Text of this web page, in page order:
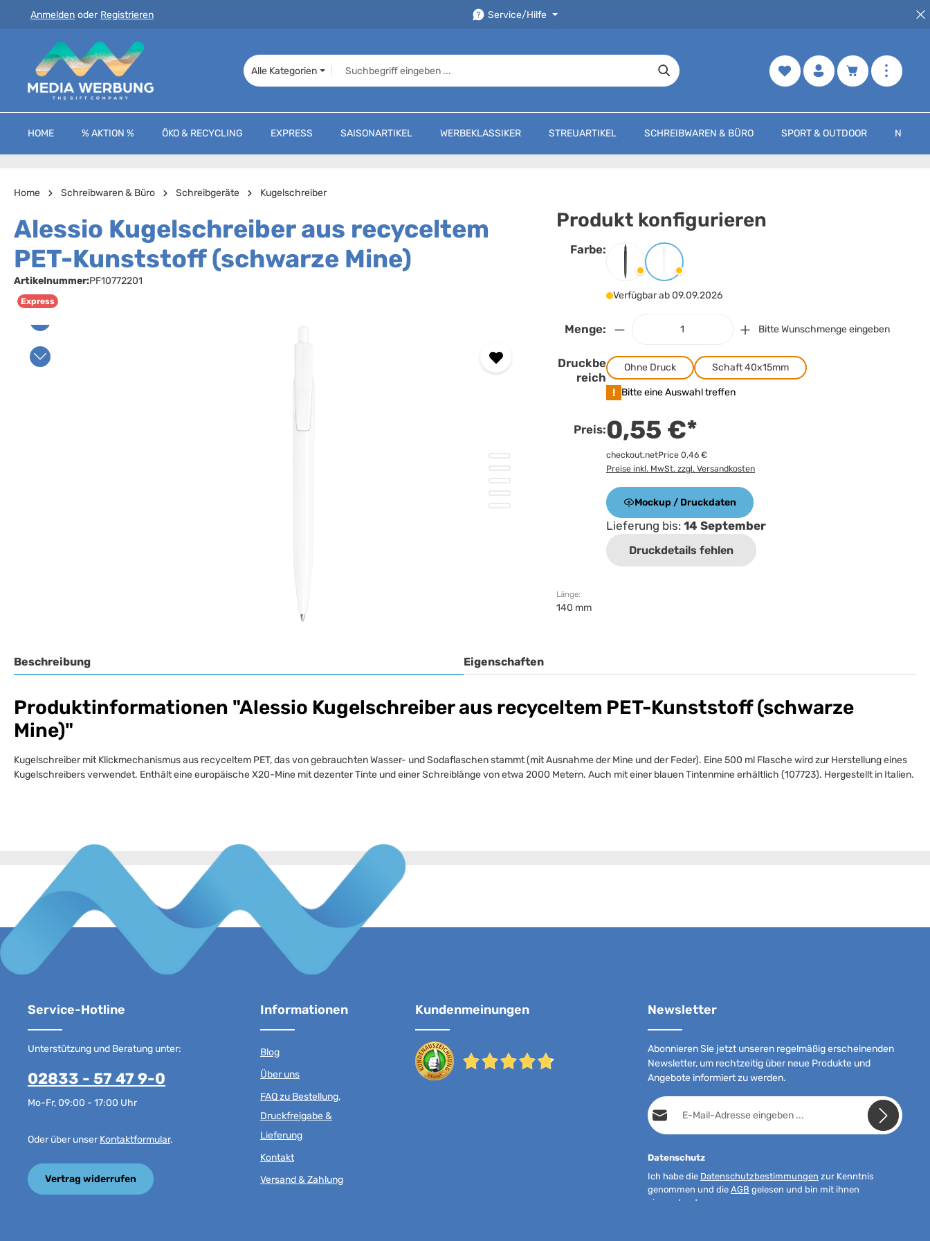
Hauptinhalt springen
Zur Suche springen
Zur Hauptnavigation springen
Anmelden oder Registrieren Service/Hilfe
Alle Kategorien
Merkzettel Warenkorb
HOME % AKTION % ÖKO & RECYCLING EXPRESS SAISONARTIKEL WERBEKLASSIKER STREUARTIKEL SCHREIBWAREN & BÜRO SPORT & OUTDOOR NOCH
Home Schreibwaren & Büro Schreibgeräte Kugelschreiber
Alessio Kugelschreiber aus recyceltem
PET-Kunststoff (schwarze Mine)
Artikelnummer:PF10772201
Express
Bildergalerie überspringen
Produkt konfigurieren
Farbe: Farbeauswählen
Schwarz Weiss
Verfügbar ab 09.09.2026
Menge: Bitte Wunschmenge eingeben
Druckbe
reich
Ohne Druck Schaft 40x15mm
! Bitte eine Auswahl treffen
Preis:0,55 €*
checkout.netPrice 0,46 €
Preise inkl. MwSt. zzgl. Versandkosten
Mockup / Druckdaten
Lieferung bis: 14 September
Druckdetails fehlen
Länge:
140 mm
Beschreibung Eigenschaften
Produktinformationen "Alessio Kugelschreiber aus recyceltem PET-Kunststoff (schwarze
Mine)"
Kugelschreiber mit Klickmechanismus aus recyceltem PET, das von gebrauchten Wasser- und Sodaflaschen stammt (mit Ausnahme der Mine und der Feder). Eine 500 ml Flasche wird zur Herstellung eines
Kugelschreibers verwendet. Enthält eine europäische X20-Mine mit dezenter Tinte und einer Schreiblänge von etwa 2000 Metern. Auch mit einer blauen Tintenmine erhältlich (107723). Hergestellt in Italien.
Service-Hotline
Unterstützung und Beratung unter:
02833 - 57 47 9-0
Mo-Fr, 09:00 - 17:00 Uhr
Oder über unserKontaktformular.
Vertrag widerrufen
Informationen
Blog
Über uns
FAQ zu Bestellung,
Druckfreigabe &
Lieferung
Kontakt
Versand & Zahlung
Kundenmeinungen Newsletter
Abonnieren Sie jetzt unseren regelmäßig erscheinenden
Newsletter, um rechtzeitig über neue Produkte und
Angebote informiert zu werden.
E-Mail-Adresse*
Datenschutz
Ich habe die Datenschutzbestimmungen zur Kenntnis
genommen und die AGB gelesen und bin mit ihnen
einverstanden.